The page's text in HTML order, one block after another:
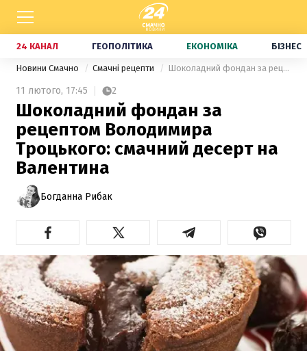
24 КАНАЛ ГЕОПОЛІТИКА ЕКОНОМІКА БІЗНЕС
Новини Смачно Смачні рецепти Шоколадний фондан за рецептом Володимира Троцького: смачний десерт на Валентина
11 лютого, 17:45 2
Шоколадний фондан за
рецептом Володимира
Троцького: смачний десерт на
Валентина
Богданна Рибак